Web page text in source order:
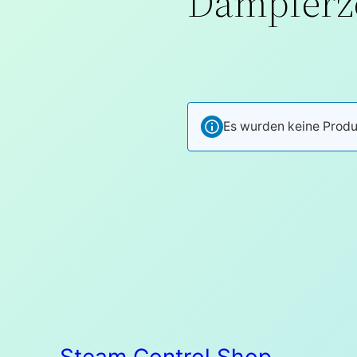
Es wurden keine